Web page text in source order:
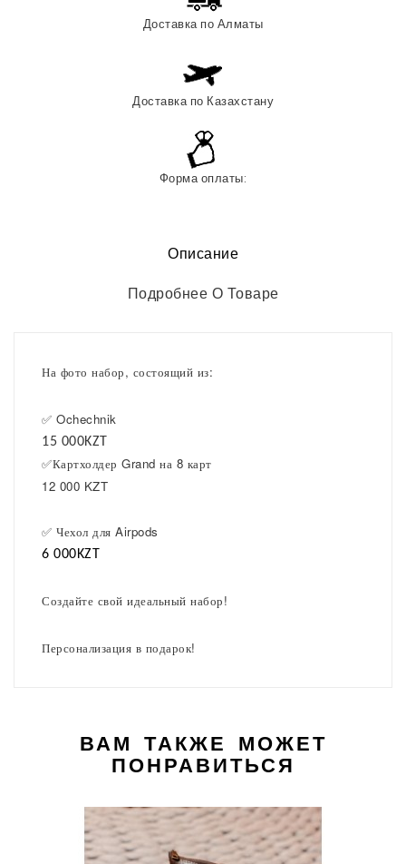
Доставка по Алматы
Доставка по Казахстану
Форма оплаты:
Описание
Подробнее О Товаре
На фото набор, состоящий из:
✅ Ochechnik
15 000KZT
✅Картхолдер Grand на 8 карт
12 000 KZT
✅ Чехол для Airpods
6 000KZT
Создайте свой идеальный набор!
Персонализация в подарок!
ВАМ ТАКЖЕ МОЖЕТ
ПОНРАВИТЬСЯ